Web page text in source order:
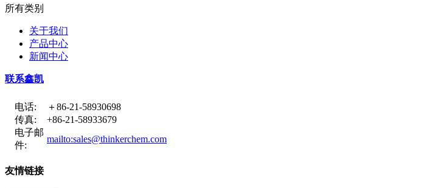
所有类别
关于我们
产品中心
新闻中心
联系鑫凯
电话:
＋86-21-58930698
传真:
+86-21-58933679
电子邮
件:
mailto:sales@thinkerchem.com
友情链接